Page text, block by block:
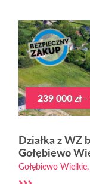
239 000 zł -
Działka z WZ
Gołębiewo
Gołębiewo